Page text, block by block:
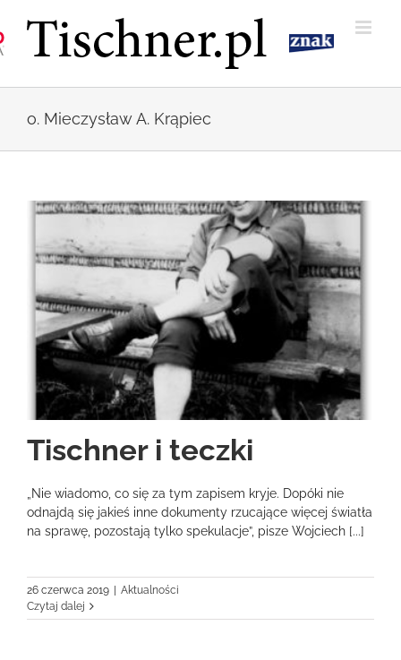
zawartości
o. Mieczysław A. Krąpiec
Tischner i teczki
„Nie wiadomo, co się za tym zapisem kryje. Dopóki nie
odnajdą się jakieś inne dokumenty rzucające więcej światła
na sprawę, pozostają tylko spekulacje”, pisze Wojciech [...]
26 czerwca 2019
Aktualności
Czytaj dalej